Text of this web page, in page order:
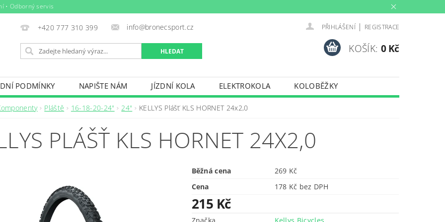
• Odborný servis
+420 777 310 399 info@bronecsport.cz PŘIHLÁŠENÍ | REGISTRACE
KOŠÍK: 0 Kč
PODMÍNKY NAPIŠTE NÁM JÍZDNÍ KOLA ELEKTROKOLA
KOLOBĚŽKY
DOPLŇKY TRETRY OBLEČENÍ BIO POTRAVINY
BAZÉNY VÝPRODEJ PŮJČOVNÍ ŘÁD
Pláště 16-18-20-24" 24" KELLYS Plášť KLS HORNET 24x2,0
PLÁŠŤ KLS HORNET 24X2,0
Běžná cena
269 Kč
Cena
178 Kč bez DPH
215 Kč
Značka
Kellys Bicycles